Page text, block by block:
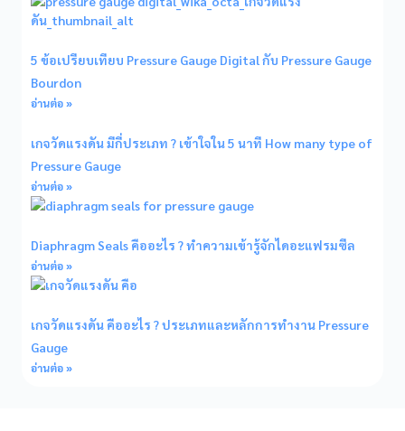
5 ข้อเปรียบเทียบ Pressure Gauge Digital กับ Pressure Gauge
Bourdon
อ่านต่อ »
เกจวัดแรงดัน มีกี่ประเภท ? เข้าใจใน 5 นาที How many type of
Pressure Gauge
อ่านต่อ »
Diaphragm Seals คืออะไร ? ทำความเข้ารู้จักไดอะแฟรมซีล
อ่านต่อ »
เกจวัดแรงดัน คืออะไร ? ประเภทและหลักการทำงาน Pressure
Gauge
อ่านต่อ »